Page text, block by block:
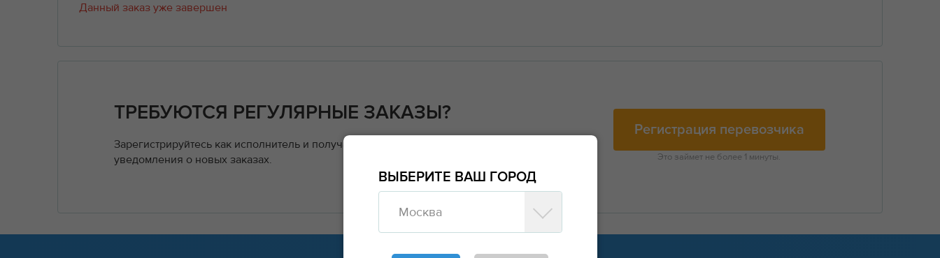
Данный заказ уже завершен
ТРЕБУЮТСЯ РЕГУЛЯРНЫЕ ЗАКАЗЫ?
Зарегистрируйтесь как исполнитель и получайте заявки напрямую от заказчиков и
уведомления о новых заказах.
Регистрация перевозчика
Это займет не более 1 минуты.
ВЫБЕРИТЕ ВАШ ГОРОД
Москва